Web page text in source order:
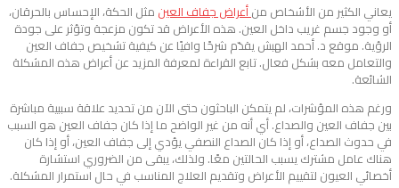
يعاني الكثير من الأشخاص منأعراض جفاف العين مثل الحكة، الإحساس بالحرقان،
أو وجود جسم غريب داخل العين. هذه الأعراض قد تكون مزعجة وتؤثر على جودة
الرؤية. موقع د. أحمد الهبش يقدّم شرحًا وافيًا عن كيفية تشخيص جفاف العين
والتعامل معه بشكل فعال. تابع القراءة لمعرفة المزيد عن أعراض هذه المشكلة
الشائعة.
ورغم هذه المؤشرات، لم يتمكن الباحثون حتى الآن من تحديد علاقة سببية مباشرة
بين جفاف العين والصداع. أي أنه من غير الواضح ما إذا كان جفاف العين هو السبب
في حدوث الصداع، أو إذا كان الصداع النصفي يؤدي إلى جفاف العين، أو إذا كان
هناك عامل مشترك يسبب الحالتين معًا. ولذلك، يبقى من الضروري استشارة
أخصائي العيون لتقييم الأعراض وتقديم العلاج المناسب في حال استمرار المشكلة.